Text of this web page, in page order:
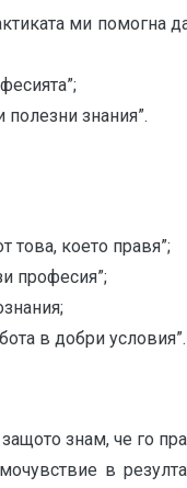
ми помогна
полезни знания”.
това, което правя”;
професия”;
в добри условия”.
знам, че го
в